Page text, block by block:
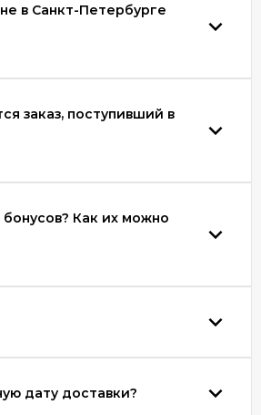
в Санкт-Петербурге
заказ, поступивший в
Как их можно
дату доставки?